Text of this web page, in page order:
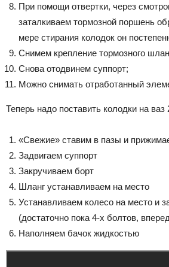
При помощи отвертки, через
заталкиваем тормозной поршень
мере стирания колодок он
Снимем крепление тормозного
Снова отодвинем суппорт;
Можно снимать отработанный
Теперь надо поставить колодки на ваз
«Свежие» ставим в пазы и
Задвигаем суппорт
Закручиваем борт
Шланг устанавливаем на место
Устанавливаем колесо на место и
(достаточно пока 4-х болтов,
Наполняем бачок жидкостью